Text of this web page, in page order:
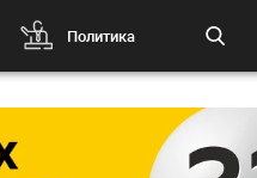
Политика